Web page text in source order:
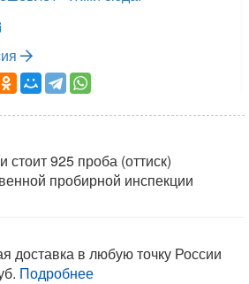
стоит 925 проба (оттиск)
пробирной инспекции
доставка в любую точку России
Подробнее